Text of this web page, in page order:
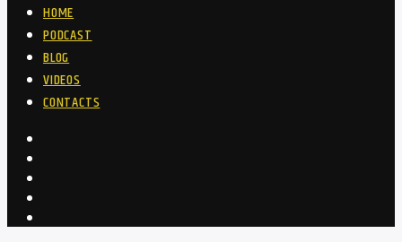
HOME
PODCAST
BLOG
VIDEOS
CONTACTS